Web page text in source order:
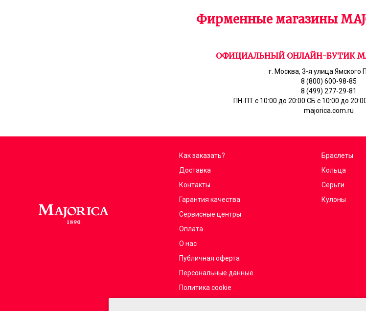
Фирменные магазины
ОФИЦИАЛЬНЫЙ ОНЛАЙН-БУТИК
г. Москва, 3-я улица Ямского
8 (800) 600-98-85
8 (499) 277-29-81
ПН-ПТ с 10:00 до 20:00 СБ с 10:00 до
majorica.com.ru
Как заказать?
Доставка
Контакты
Гарантия качества
Сервисные центры
Оплата
О нас
Публичная оферта
Персональные данные
Политика cookie
Браслеты
Кольца
Серьги
Кулоны